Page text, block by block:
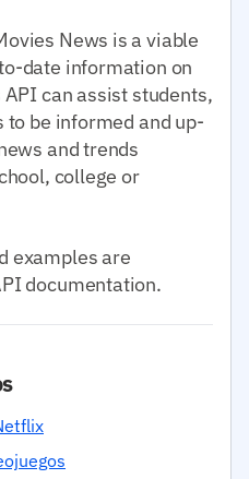
News is a viable
date information on
can assist students,
be informed and up-
and trends
college or
examples are
documentation.